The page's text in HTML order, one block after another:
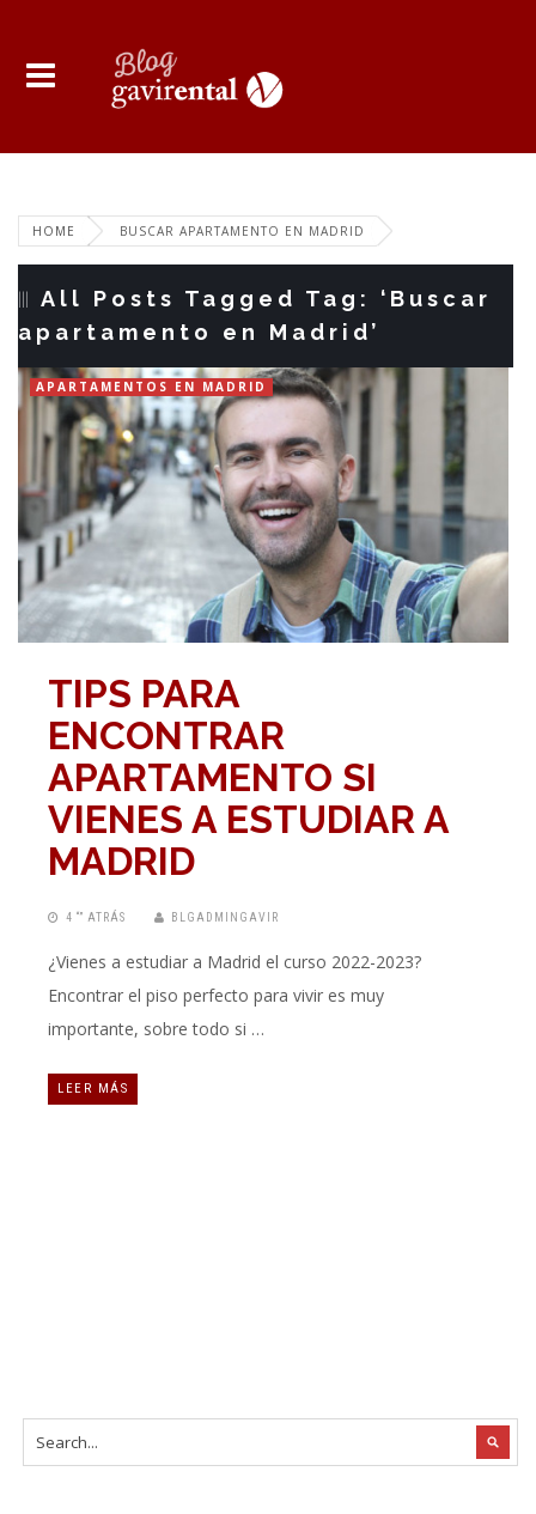
HOME BUSCAR APARTAMENTO EN MADRID
All Posts Tagged Tag: ‘Buscar
apartamento en Madrid’
APARTAMENTOS EN MADRID
TIPS PARA
ENCONTRAR
APARTAMENTO SI
VIENES A ESTUDIAR A
MADRID
4 “” ATRÁS BLGADMINGAVIR
¿Vienes a estudiar a Madrid el curso 2022-2023?
Encontrar el piso perfecto para vivir es muy
importante, sobre todo si …
LEER MÁS